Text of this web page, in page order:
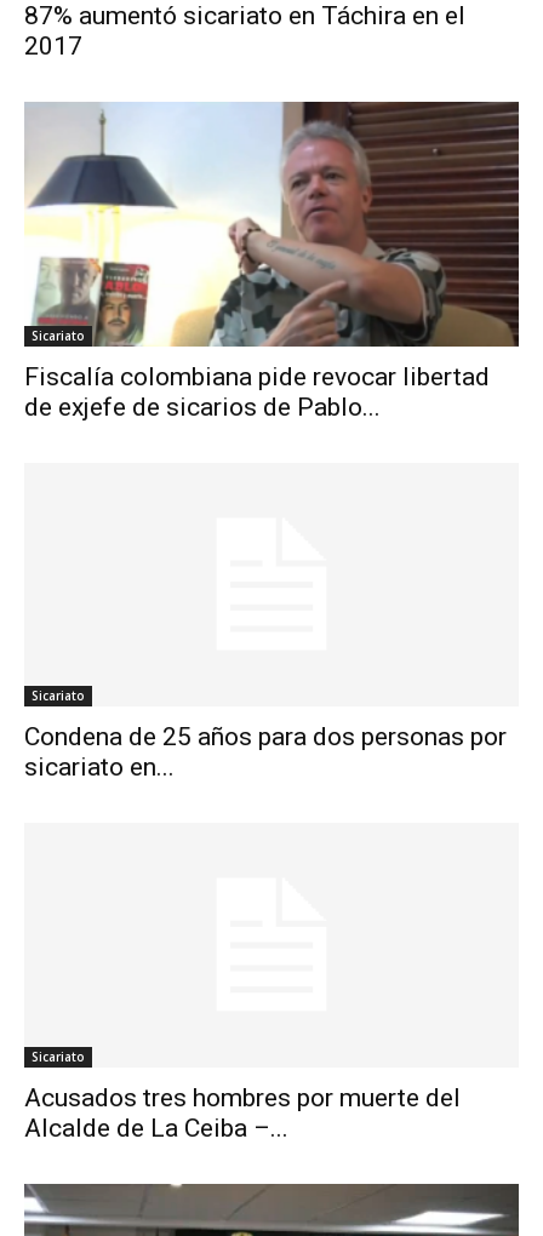
87% aumentó sicariato en Táchira en el
2017
Sicariato
Fiscalía colombiana pide revocar libertad
de exjefe de sicarios de Pablo...
Sicariato
Condena de 25 años para dos personas por
sicariato en...
Sicariato
Acusados tres hombres por muerte del
Alcalde de La Ceiba –...